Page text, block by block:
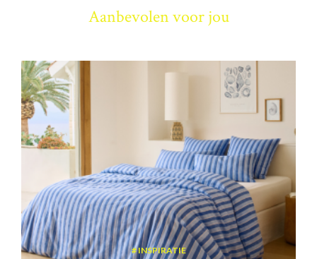
Aanbevolen voor jou
INSPIRATIE